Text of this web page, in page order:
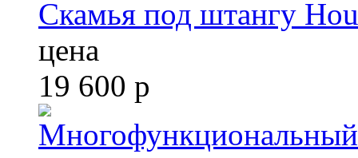
Скамья под штангу
цена
19 600 р